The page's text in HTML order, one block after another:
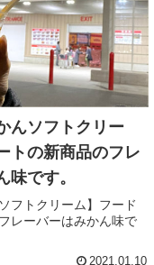
んソフトクリー
トの新商品のフレ
味です。
フトクリーム】フード
レーバーはみかん味で
2021.01.10